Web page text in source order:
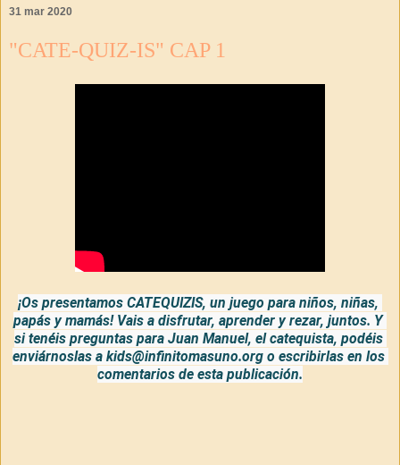
31 mar 2020
"CATE-QUIZ-IS" CAP 1
¡Os presentamos CATEQUIZIS, un juego para niños, niñas,
papás y mamás! Vais a disfrutar, aprender y rezar, juntos. Y
si tenéis preguntas para Juan Manuel, el catequista, podéis
enviárnoslas a kids@infinitomasuno.org o escribirlas en los
comentarios de esta publicación.